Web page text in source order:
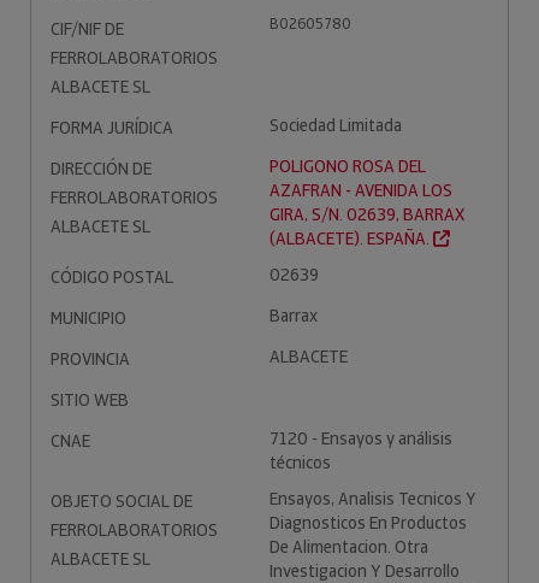
CIF/NIF DE
FERROLABORATORIOS
ALBACETE SL
B02605780
FORMA JURÍDICA
Sociedad Limitada
DIRECCIÓN DE
FERROLABORATORIOS
ALBACETE SL
POLIGONO ROSA DEL
AZAFRAN - AVENIDA LOS
GIRA, S/N. 02639, BARRAX
(ALBACETE). ESPAÑA.
CÓDIGO POSTAL
02639
MUNICIPIO
Barrax
PROVINCIA
ALBACETE
SITIO WEB
CNAE
7120 - Ensayos y análisis
técnicos
OBJETO SOCIAL DE
FERROLABORATORIOS
ALBACETE SL
Ensayos, Analisis Tecnicos Y
Diagnosticos En Productos
De Alimentacion. Otra
Investigacion Y Desarrollo